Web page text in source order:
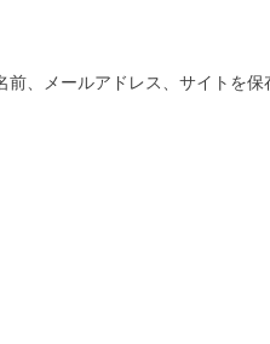
、メールアドレス、サイトを保